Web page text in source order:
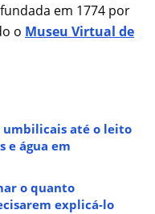
em 1774 por
o Museu Virtual de
umbilicais até o leito
e água em
o quanto
explicá-lo